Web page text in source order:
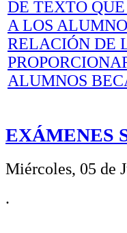
RELACIÓN DE
ALUMNOS
EXÁMENES
Miércoles, 05 de
.